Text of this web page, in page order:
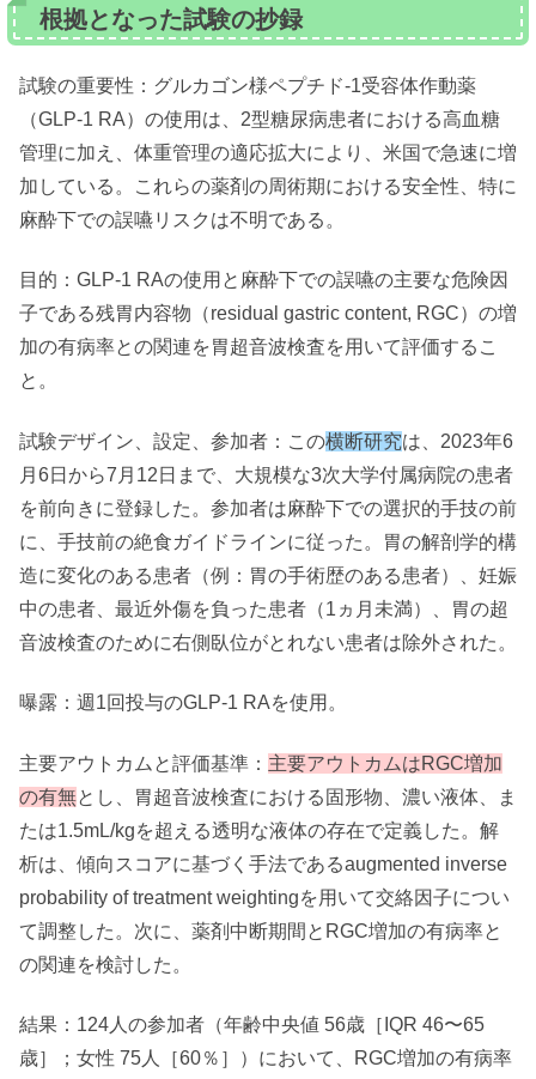
根拠となった試験の抄録
試験の重要性：グルカゴン様ペプチド-1受容体作動薬
（GLP-1 RA）の使用は、2型糖尿病患者における高血糖
管理に加え、体重管理の適応拡大により、米国で急速に増
加している。これらの薬剤の周術期における安全性、特に
麻酔下での誤嚥リスクは不明である。
目的：GLP-1 RAの使用と麻酔下での誤嚥の主要な危険因
子である残胃内容物（residual gastric content, RGC）の増
加の有病率との関連を胃超音波検査を用いて評価するこ
と。
試験デザイン、設定、参加者：この横断研究は、2023年6
月6日から7月12日まで、大規模な3次大学付属病院の患者
を前向きに登録した。参加者は麻酔下での選択的手技の前
に、手技前の絶食ガイドラインに従った。胃の解剖学的構
造に変化のある患者（例：胃の手術歴のある患者）、妊娠
中の患者、最近外傷を負った患者（1ヵ月未満）、胃の超
音波検査のために右側臥位がとれない患者は除外された。
曝露：週1回投与のGLP-1 RAを使用。
主要アウトカムと評価基準： 主要アウトカムはRGC増加
の有無とし、胃超音波検査における固形物、濃い液体、ま
たは1.5mL/kgを超える透明な液体の存在で定義した。解
析は、傾向スコアに基づく手法であるaugmented inverse
probability of treatment weightingを用いて交絡因子につい
て調整した。次に、薬剤中断期間とRGC増加の有病率と
の関連を検討した。
結果：124人の参加者（年齢中央値 56歳［IQR 46〜65
歳］；女性 75人［60％］）において、RGC増加の有病率